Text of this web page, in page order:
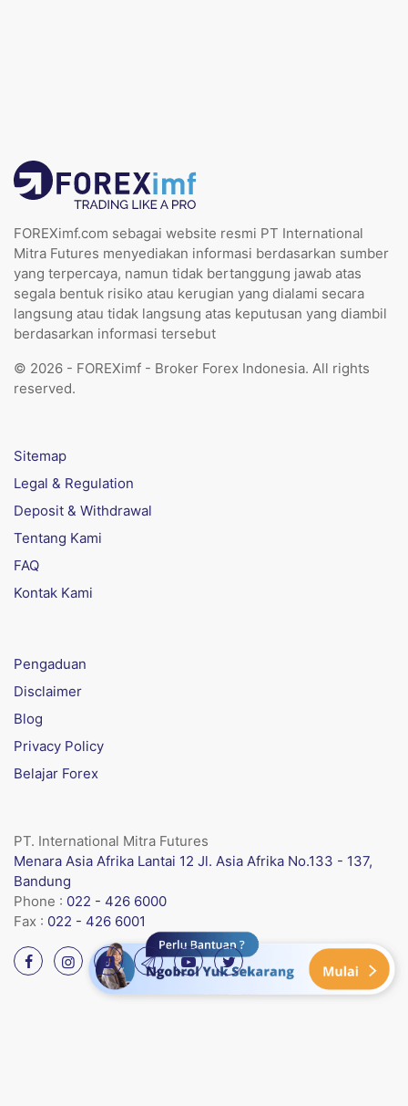
FOREXimf.com sebagai website resmi PT International
Mitra Futures menyediakan informasi berdasarkan sumber
yang terpercaya, namun tidak bertanggung jawab atas
segala bentuk risiko atau kerugian yang dialami secara
langsung atau tidak langsung atas keputusan yang diambil
berdasarkan informasi tersebut
© 2026 - FOREXimf - Broker Forex Indonesia. All rights
reserved.
Sitemap
Legal & Regulation
Deposit & Withdrawal
Tentang Kami
FAQ
Kontak Kami
Pengaduan
Disclaimer
Blog
Privacy Policy
Belajar Forex
PT. International Mitra Futures
Menara Asia Afrika Lantai 12 Jl. Asia Afrika No.133 - 137,
Bandung
Phone : 022 - 426 6000
Fax : 022 - 426 6001